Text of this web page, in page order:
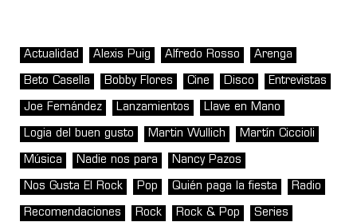
Actualidad Alexis Puig Alfredo Rosso Arenga
Beto Casella Bobby Flores Cine Disco Entrevistas
Joe Fernández Lanzamientos Llave en Mano
Logia del buen gusto Martin Wullich Martín Ciccioli
Música Nadie nos para Nancy Pazos
Nos Gusta El Rock Pop Quién paga la fiesta Radio
Recomendaciones Rock Rock & Pop Series